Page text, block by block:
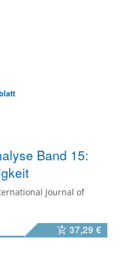
Band 15:
Journal of
37,29 €